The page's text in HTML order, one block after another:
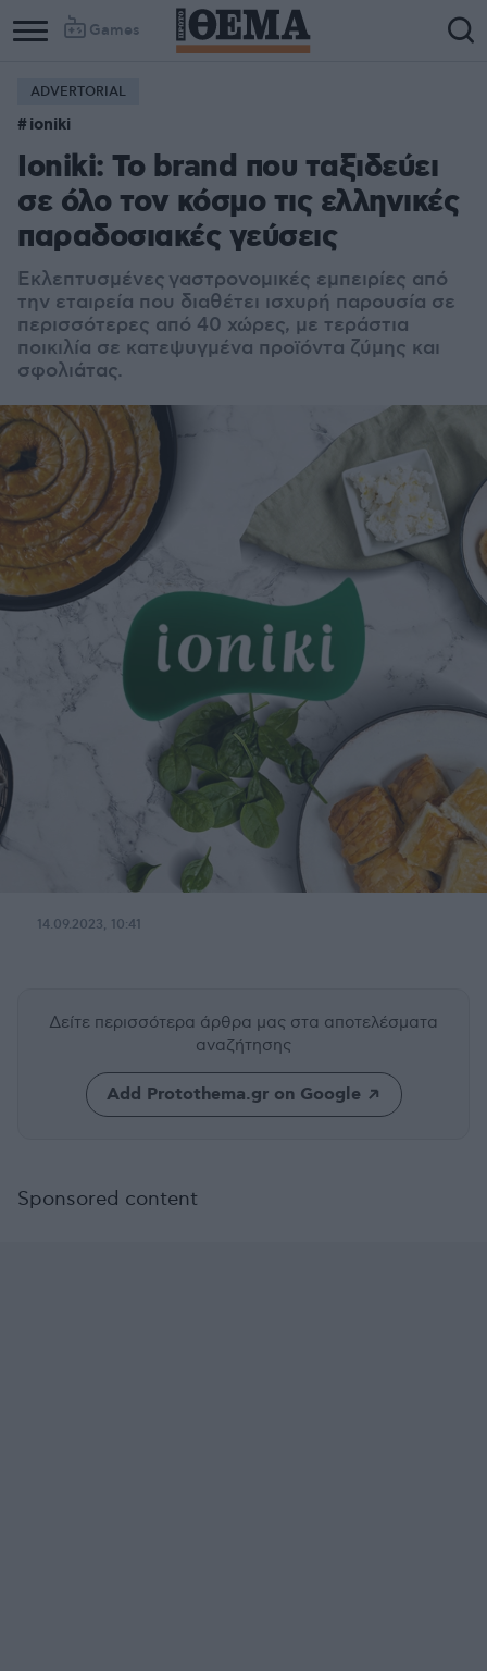
Games
ADVERTORIAL
ioniki
Ioniki: Το brand που ταξιδεύει
σε όλο τον κόσμο τις ελληνικές
παραδοσιακές γεύσεις
Εκλεπτυσμένες γαστρονομικές εμπειρίες από
την εταιρεία που διαθέτει ισχυρή παρουσία σε
περισσότερες από 40 χώρες, με τεράστια
ποικιλία σε κατεψυγμένα προϊόντα ζύμης και
σφολιάτας.
14.09.2023, 10:41
Δείτε περισσότερα άρθρα μας στα αποτελέσματα
αναζήτησης
Add Protothema.gr on Google
Sponsored content